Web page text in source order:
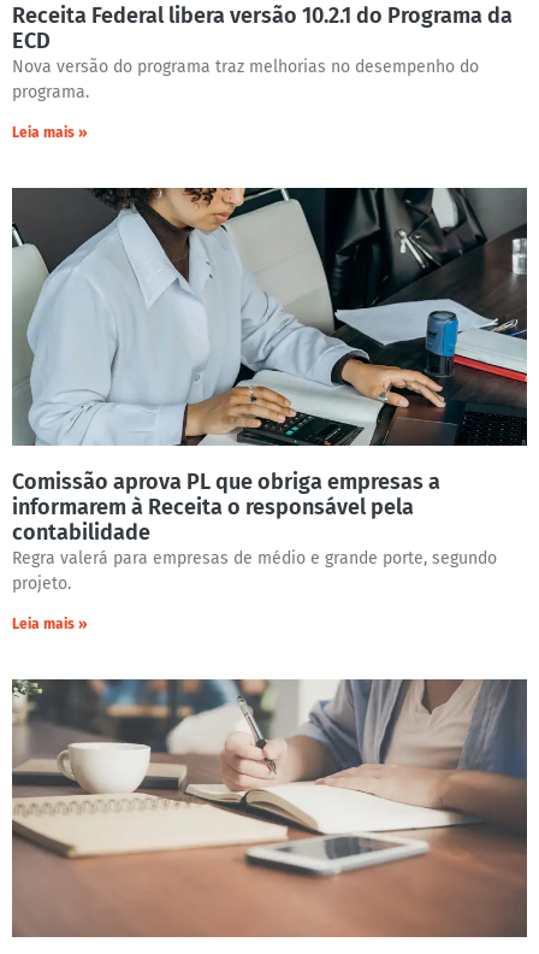
Receita Federal libera versão 10.2.1 do Programa da
ECD
Nova versão do programa traz melhorias no desempenho do
programa.
Leia mais »
Comissão aprova PL que obriga empresas a
informarem à Receita o responsável pela
contabilidade
Regra valerá para empresas de médio e grande porte, segundo
projeto.
Leia mais »